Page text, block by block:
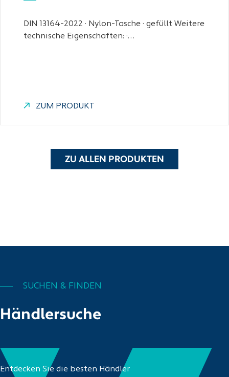
DIN 13164-2022 · Nylon-Tasche · gefüllt Weitere
technische Eigenschaften: ·…
ZUM PRODUKT
ZU ALLEN PRODUKTEN
Händlersuche
SUCHEN & FINDEN
Entdecken Sie die besten Händler